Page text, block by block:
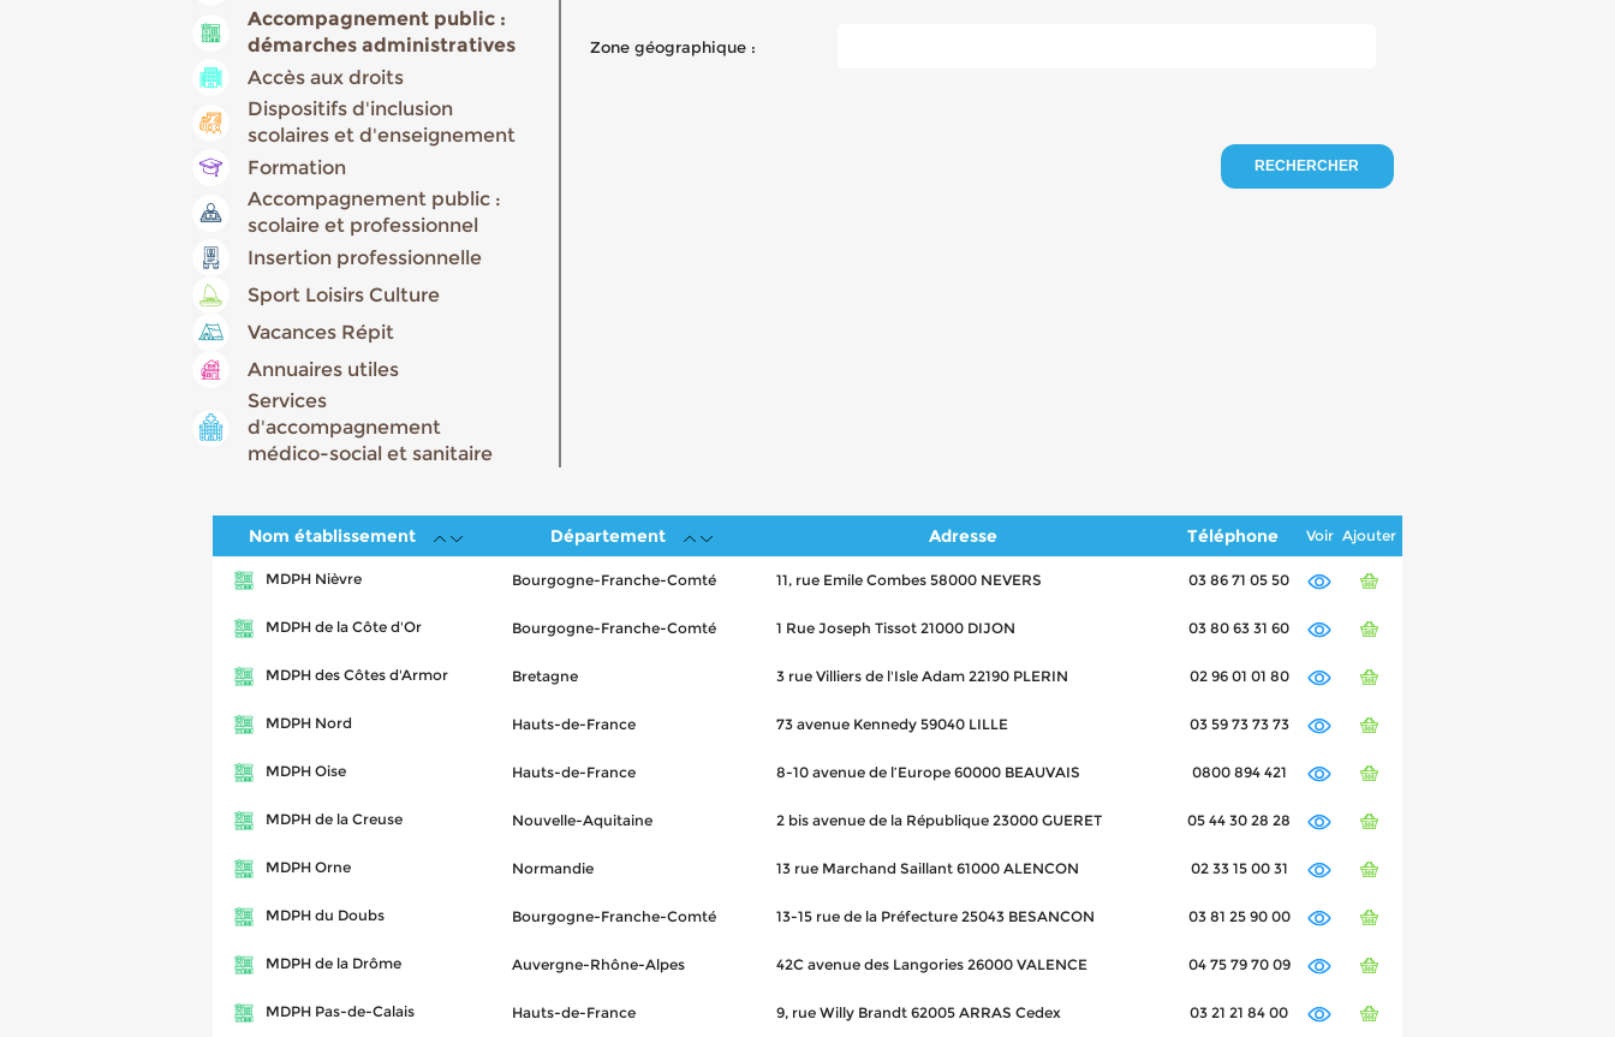
Accompagnement public :
démarches administratives
Accès aux droits
Dispositifs d'inclusion
scolaires et d'enseignement
Formation
Accompagnement public :
scolaire et professionnel
Insertion professionnelle
Sport Loisirs Culture
Vacances Répit
Annuaires utiles
Services
d'accompagnement
médico-social et sanitaire
Zone géographique :
RECHERCHER
Nom établissement Département Adresse Téléphone Voir Ajouter
MDPH Nièvre Bourgogne-Franche-Comté 11, rue Emile Combes 58000 NEVERS 03 86 71 05 50
MDPH de la Côte d'Or Bourgogne-Franche-Comté 1 Rue Joseph Tissot 21000 DIJON 03 80 63 31 60
MDPH des Côtes d'Armor Bretagne 3 rue Villiers de l'Isle Adam 22190 PLERIN 02 96 01 01 80
MDPH Nord Hauts-de-France 73 avenue Kennedy 59040 LILLE 03 59 73 73 73
MDPH Oise Hauts-de-France 8-10 avenue de l’Europe 60000 BEAUVAIS 0800 894 421
MDPH de la Creuse Nouvelle-Aquitaine 2 bis avenue de la République 23000 GUERET 05 44 30 28 28
MDPH Orne Normandie 13 rue Marchand Saillant 61000 ALENCON 02 33 15 00 31
MDPH du Doubs Bourgogne-Franche-Comté 13-15 rue de la Préfecture 25043 BESANCON 03 81 25 90 00
MDPH de la Drôme Auvergne-Rhône-Alpes 42C avenue des Langories 26000 VALENCE 04 75 79 70 09
MDPH Pas-de-Calais Hauts-de-France 9, rue Willy Brandt 62005 ARRAS Cedex 03 21 21 84 00